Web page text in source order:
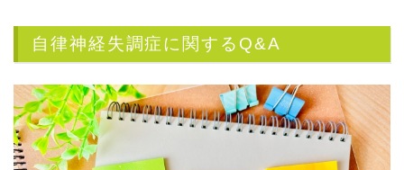
自律神経失調症に関するQ&A